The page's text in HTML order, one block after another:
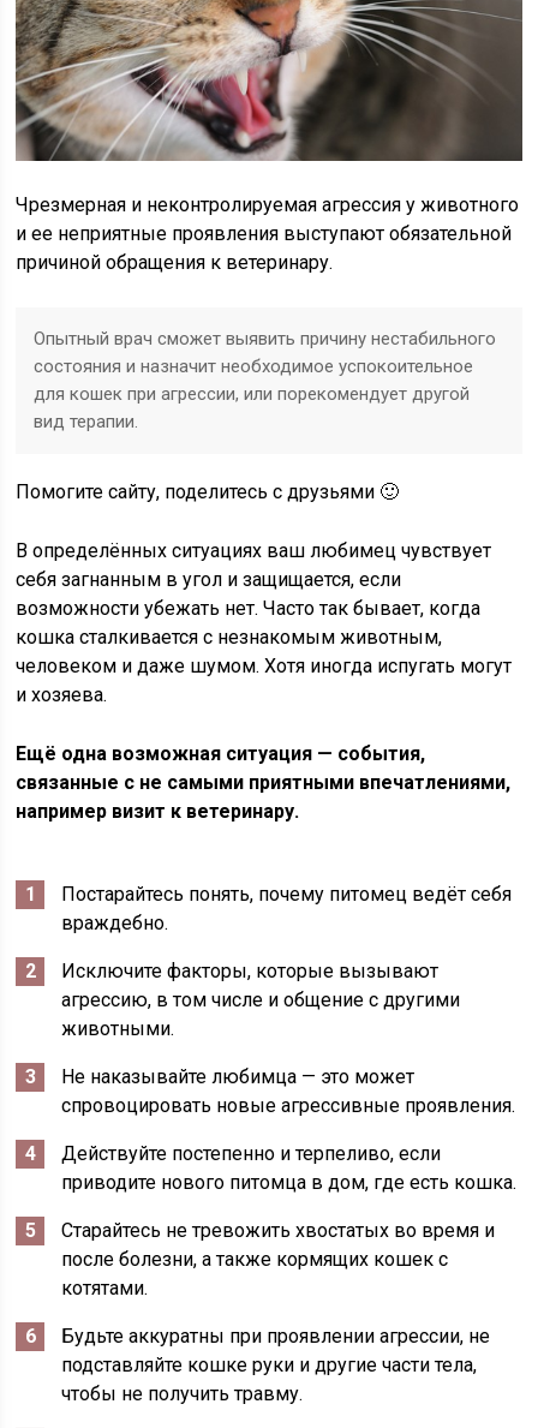
Чрезмерная и неконтролируемая агрессия у животного
и ее неприятные проявления выступают обязательной
причиной обращения к ветеринару.
Опытный врач сможет выявить причину нестабильного
состояния и назначит необходимое успокоительное
для кошек при агрессии, или порекомендует другой
вид терапии.
Помогите сайту, поделитесь с друзьями 🙂
В определённых ситуациях ваш любимец чувствует
себя загнанным в угол и защищается, если
возможности убежать нет. Часто так бывает, когда
кошка сталкивается с незнакомым животным,
человеком и даже шумом. Хотя иногда испугать могут
и хозяева.
Ещё одна возможная ситуация — события,
связанные с не самыми приятными впечатлениями,
например визит к ветеринару.
Постарайтесь понять, почему питомец ведёт себя
враждебно.
Исключите факторы, которые вызывают
агрессию, в том числе и общение с другими
животными.
Не наказывайте любимца — это может
спровоцировать новые агрессивные проявления.
Действуйте постепенно и терпеливо, если
приводите нового питомца в дом, где есть кошка.
Старайтесь не тревожить хвостатых во время и
после болезни, а также кормящих кошек с
котятами.
Будьте аккуратны при проявлении агрессии, не
подставляйте кошке руки и другие части тела,
чтобы не получить травму.